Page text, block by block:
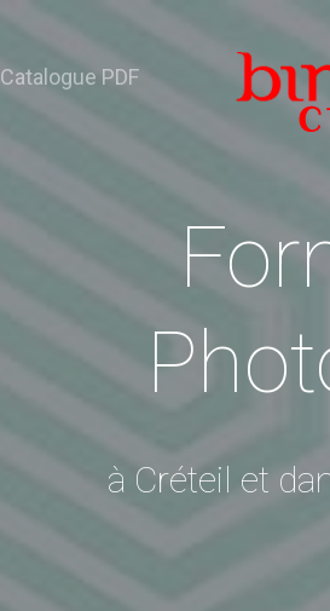
Catalogue PDF
à Créteil et